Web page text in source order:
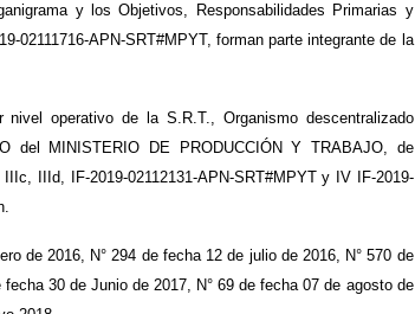
y los Objetivos, Responsabilidades Primarias y
02111716-APN-SRT#MPYT, forman parte integrante de la
operativo de la S.R.T., Organismo descentralizado
del MINISTERIO DE PRODUCCIÓN Y TRABAJO, de
IIId, IF-2019-02112131-APN-SRT#MPYT y IV IF-2019-
de 2016, N° 294 de fecha 12 de julio de 2016, N° 570 de
30 de Junio de 2017, N° 69 de fecha 07 de agosto de